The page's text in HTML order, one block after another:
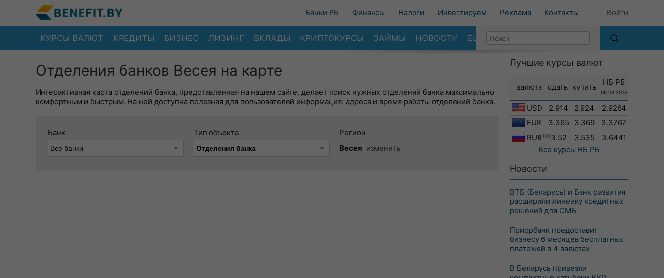
Банки РБ Финансы Налоги Инвестируем Реклама Контакты Войти
КУРСЫ ВАЛЮТ КРЕДИТЫ БИЗНЕС ЛИЗИНГ ВКЛАДЫ КРИПТОКУРСЫ ЗАЙМЫ НОВОСТИ ЕЩЕ
Отделения банков Весея на карте
Интерактивная карта отделений банка, представленная на нашем сайте, делает поиск нужных отделений банка максимально
комфортным и быстрым. На ней доступна полезная для пользователей информация: адреса и время работы отделений банка.
Банк Тип объекта
Регион
Весея изменить
Лучшие курсы валют
валюта сдать купить
НБ РБ
06.08.2026
USD 2.914 2.924
2.9264
EUR
3.365 3.369
3.3767
RUB 1003.52 3.535
3.6441
Все курсы НБ РБ
Новости
ВТБ (Беларусь) и Банк развития
расширили линейку кредитных
решений для СМБ
Приорбанк предоставит
бизнесу 6 месяцев бесплатных
платежей в 4 валютах
В Беларусь привезли